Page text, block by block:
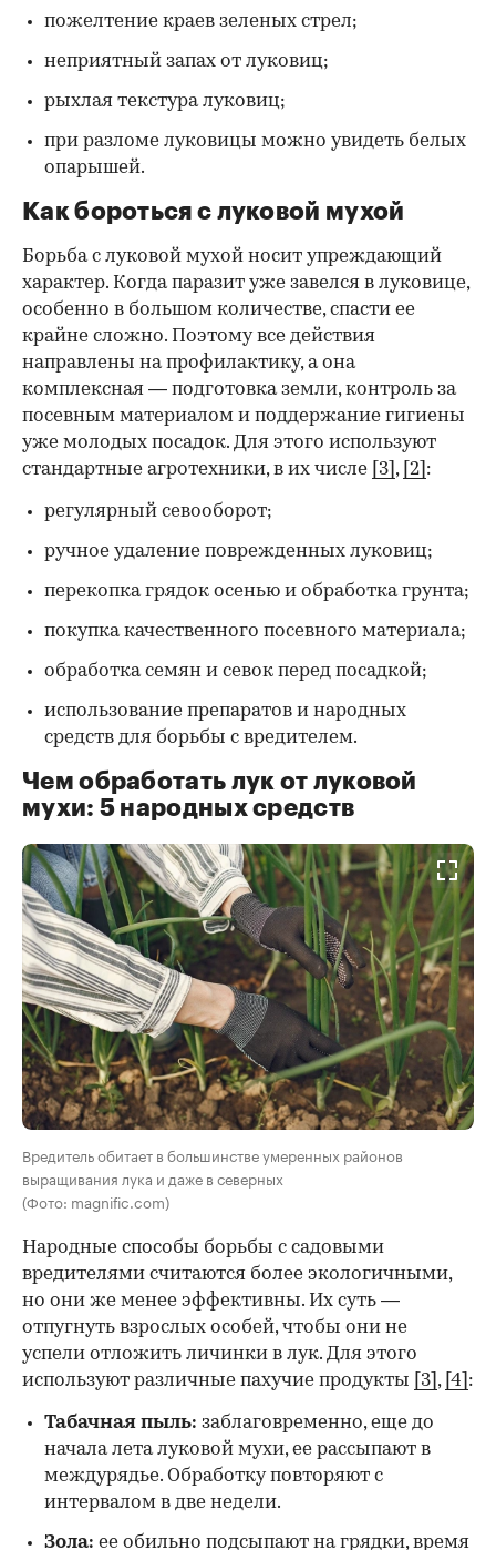
пожелтение краев зеленых стрел;
неприятный запах от луковиц;
рыхлая текстура луковиц;
при разломе луковицы можно увидеть белых
опарышей.
Как бороться с луковой мухой
Борьба с луковой мухой носит упреждающий
характер. Когда паразит уже завелся в луковице,
особенно в большом количестве, спасти ее
крайне сложно. Поэтому все действия
направлены на профилактику, а она
комплексная — подготовка земли, контроль за
посевным материалом и поддержание гигиены
уже молодых посадок. Для этого используют
стандартные агротехники, в их числе
[3] , [2] :
регулярный севооборот;
ручное удаление поврежденных луковиц;
перекопка грядок осенью и обработка грунта;
покупка качественного посевного материала;
обработка семян и севок перед посадкой;
использование препаратов и народных
средств для борьбы с вредителем.
Чем обработать лук от луковой
мухи: 5 народных средств
Вредитель обитает в большинстве умеренных районов
выращивания лука и даже в северных
(Фото: magnific.com)
Народные способы борьбы с садовыми
вредителями считаются более экологичными,
но они же менее эффективны. Их суть —
отпугнуть взрослых особей, чтобы они не
успели отложить личинки в лук. Для этого
используют различные пахучие продукты
[3] , [4] :
Табачная пыль: заблаговременно, еще до
начала лета луковой мухи, ее рассыпают в
междурядье. Обработку повторяют с
интервалом в две недели.
Зола: ее обильно подсыпают на грядки, время